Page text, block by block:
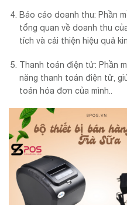
Báo cáo doanh thu: Phần
tổng quan về doanh thu
tích và cải thiện hiệu quả
Thanh toán điện tử: Phần
năng thanh toán điện tử,
toán hóa đơn của mình..